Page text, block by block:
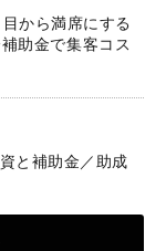
から満席にする
助金で集客コス
と補助金／助成